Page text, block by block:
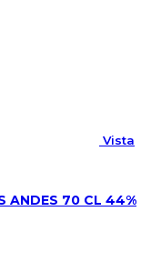
Vista
ANDES 70 CL 44%